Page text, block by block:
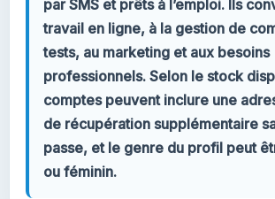
CATÉGORIES
Comptes Gmail 2024
Comptes Gmail 2023
Comptes Gmail 2FA
par SMS et prêts à l’emploi. Ils
travail en ligne, à la gestion de
tests, au marketing et aux besoins
professionnels. Selon le stock
comptes peuvent inclure une
de récupération supplémentaire
passe, et le genre du profil peut
ou féminin.